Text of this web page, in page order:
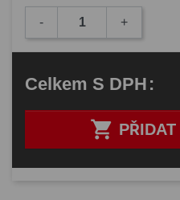
- +

Celkem S DPH: